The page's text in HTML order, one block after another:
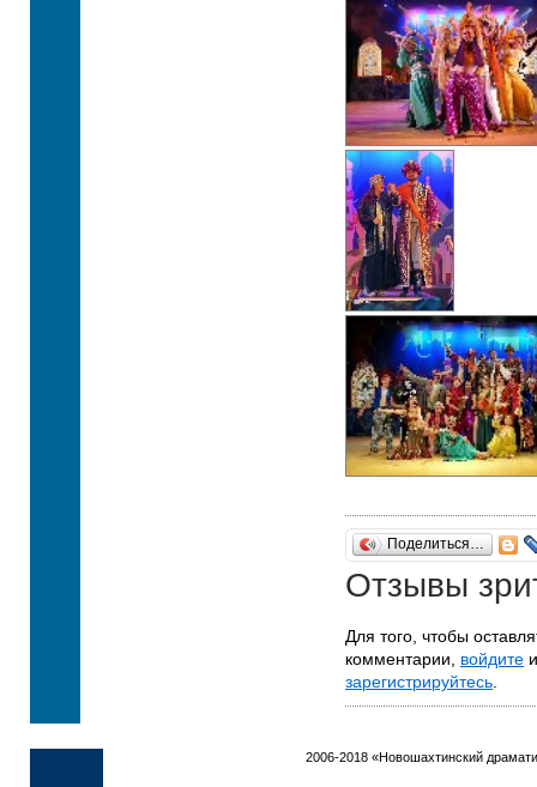
Поделиться…
Отзывы
Для того, чтобы
комментарии, войдите
зарегистрируйтесь
2006-2018 «Новошахтинский